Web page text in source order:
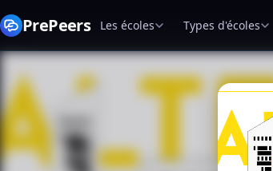
PrePeers Les écoles Types d'écoles